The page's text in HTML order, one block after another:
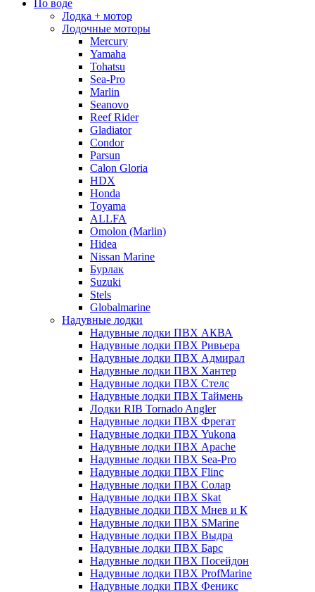
По воде
Лодка + мотор
Лодочные моторы
Mercury
Yamaha
Tohatsu
Sea-Pro
Marlin
Seanovo
Reef Rider
Gladiator
Condor
Parsun
Calon Gloria
HDX
Honda
Toyama
ALLFA
Omolon (Marlin)
Hidea
Nissan Marine
Бурлак
Suzuki
Stels
Globalmarine
Надувные лодки
Надувные лодки ПВХ АКВА
Надувные лодки ПВХ Ривьера
Надувные лодки ПВХ Адмирал
Надувные лодки ПВХ Хантер
Надувные лодки ПВХ Стелс
Надувные лодки ПВХ Таймень
Лодки RIB Tornado Angler
Надувные лодки ПВХ Фрегат
Надувные лодки ПВХ Yukona
Надувные лодки ПВХ Apache
Надувные лодки ПВХ Sea-Pro
Надувные лодки ПВХ Flinc
Надувные лодки ПВХ Солар
Надувные лодки ПВХ Skat
Надувные лодки ПВХ Мнев и К
Надувные лодки ПВХ SMarine
Надувные лодки ПВХ Выдра
Надувные лодки ПВХ Барс
Надувные лодки ПВХ Посейдон
Надувные лодки ПВХ ProfMarine
Надувные лодки ПВХ Феникс